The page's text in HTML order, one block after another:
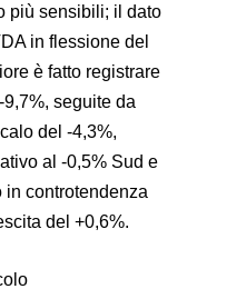
più sensibili; il dato
in flessione del
è fatto registrare
seguite da
del -4,3%,
al -0,5% Sud e
in controtendenza
del +0,6%.